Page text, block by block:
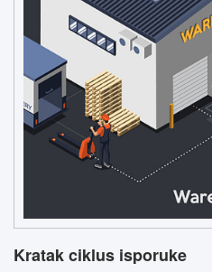
Kratak ciklus isporuke